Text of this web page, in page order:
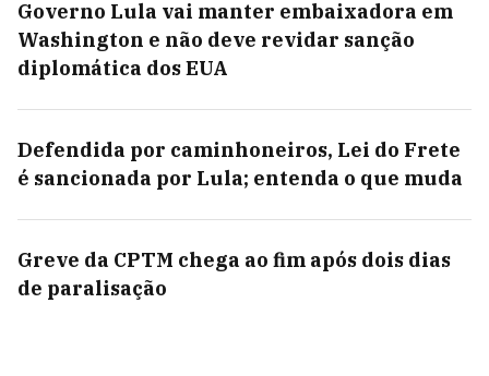
Governo Lula vai manter embaixadora em
Washington e não deve revidar sanção
diplomática dos EUA
Defendida por caminhoneiros, Lei do Frete
é sancionada por Lula; entenda o que muda
Greve da CPTM chega ao fim após dois dias
de paralisação